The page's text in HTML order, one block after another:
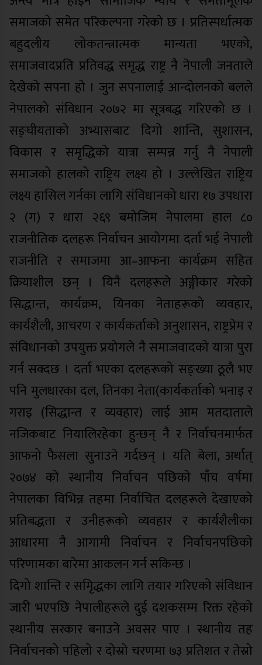
समाजको समेत परिकल्पना गरेको छ । प्रतिस्पर्धात्मक
बहुदलीय लोकतन्त्रात्मक मान्यता भएको,
समाजवादप्रति प्रतिवद्ध समृद्ध राष्ट्र नै नेपाली जनताले
देखेको सपना हो । जुन सपनालाई आन्दोलनको बलले
नेपालको संविधान २०७२ मा सूत्रबद्ध गरिएको छ ।
सङ्घीयताको अभ्यासबाट दिगो शान्ति, सुशासन,
विकास र समृद्धिको यात्रा सम्पन्न गर्नु नै नेपाली
समाजको हालको राष्ट्रिय लक्ष्य हो । उल्लेखित राष्ट्रिय
लक्ष्य हासिल गर्नका लागि संविधानको धारा १७ उपधारा
२ (ग) र धारा २६९ बमोजिम नेपालमा हाल ८०
राजनीतिक दलहरू निर्वाचन आयोगमा दर्ता भई नेपाली
राजनीति र समाजमा आ–आफना कार्यक्रम सहित
क्रियाशील छन् । यिनै दलहरूले अङ्गीकार गरेको
सिद्धान्त, कार्यक्रम, यिनका नेताहरूको व्यवहार,
कार्यशैली, आचरण र कार्यकर्ताको अनुशासन, राष्ट्रप्रेम र
संविधानको उपयुक्त प्रयोगले नै समाजवादको यात्रा पुरा
गर्न सक्दछ । दर्ता भएका दलहरूको सङ्ख्या ठूलै भए
पनि मुलधारका दल, तिनका नेता(कार्यकर्ताको भनाइ र
गराइ (सिद्धान्त र व्यवहार) लाई आम मतदाताले
नजिकबाट नियालिरहेका हुन्छन् नै र निर्वाचनमार्फत
आफनो फैसला सुनाउने गर्दछन् । यति बेला, अर्थात्
२०७४ को स्थानीय निर्वाचन पछिको पाँच वर्षमा
नेपालका विभिन्न तहमा निर्वाचित दलहरूले देखाएको
प्रतिबद्धता र उनीहरूको व्यवहार र कार्यशैलीका
आधारमा नै आगामी निर्वाचन र निर्वाचनपछिको
परिणामका बारेमा आकलन गर्न सकिन्छ ।
दिगो शान्ति र समृिद्धका लागि तयार गरिएको संविधान
जारी भएपछि नेपालीहरूले दुई दशकसम्म रिक्त रहेको
स्थानीय सरकार बनाउने अवसर पाए । स्थानीय तह
निर्वाचनको पहिलो र दोस्रो चरणमा ७३ प्रतिशत र तेस्रो